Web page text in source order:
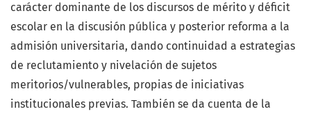
carácter dominante de los discursos de mérito y déficit
escolar en la discusión pública y posterior reforma a la
admisión universitaria, dando continuidad a estrategias
de reclutamiento y nivelación de sujetos
meritorios/vulnerables, propias de iniciativas
institucionales previas. También se da cuenta de la